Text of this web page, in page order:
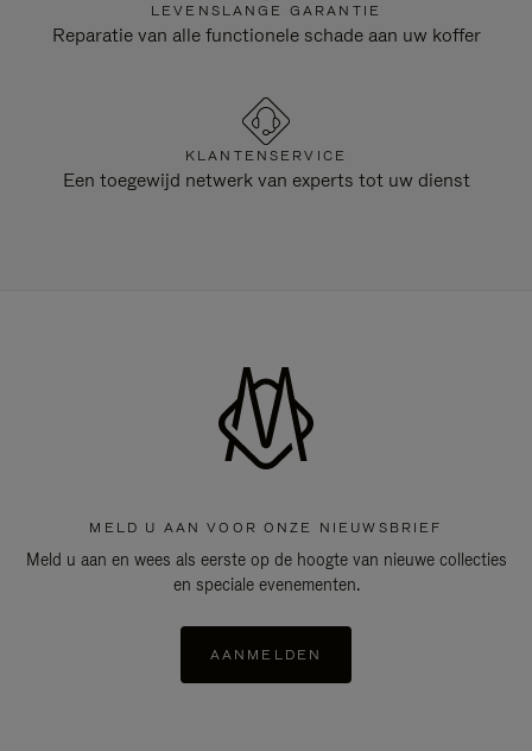
LEVENSLANGE GARANTIE
Reparatie van alle functionele schade aan uw koffer
KLANTENSERVICE
Een toegewijd netwerk van experts tot uw dienst
MELD U AAN VOOR ONZE NIEUWSBRIEF
Meld u aan en wees als eerste op de hoogte van nieuwe collecties
en speciale evenementen.
AANMELDEN